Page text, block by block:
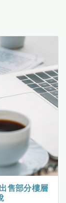
售部分樓層